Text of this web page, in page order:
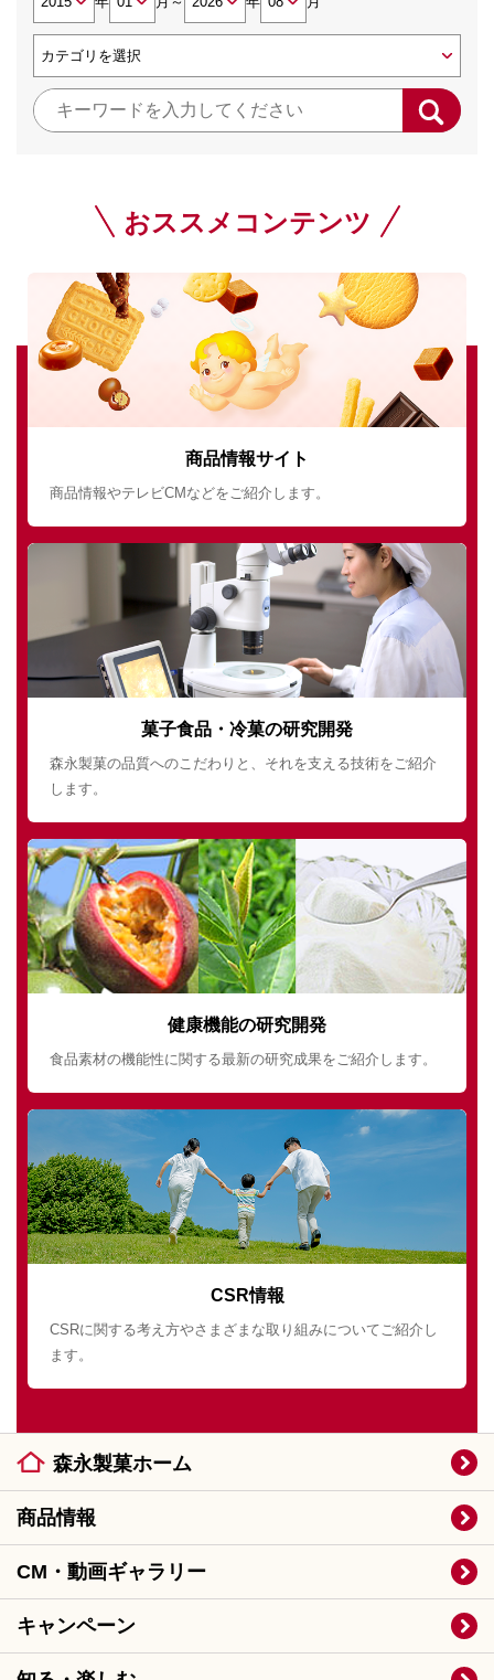
おススメコンテンツ
商品情報サイト
商品情報やテレビCMなどをご紹介します。
菓子食品・冷菓の研究開発
森永製菓の品質へのこだわりと、それを支える技術をご紹介
します。
健康機能の研究開発
食品素材の機能性に関する最新の研究成果をご紹介します。
CSR情報
CSRに関する考え方やさまざまな取り組みについてご紹介し
ます。
森永製菓ホーム
商品情報
CM・動画ギャラリー
キャンペーン